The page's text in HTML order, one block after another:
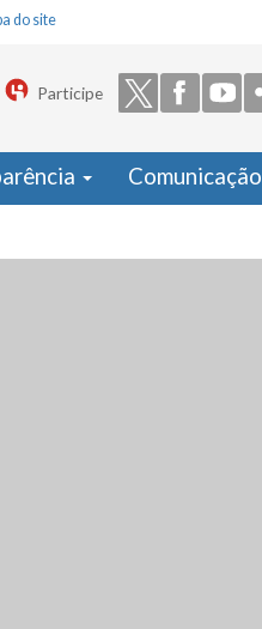
do site
Participe
Comunicação